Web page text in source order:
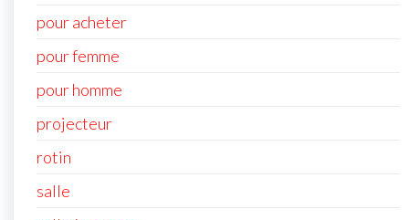
pour acheter
pour femme
pour homme
projecteur
rotin
salle